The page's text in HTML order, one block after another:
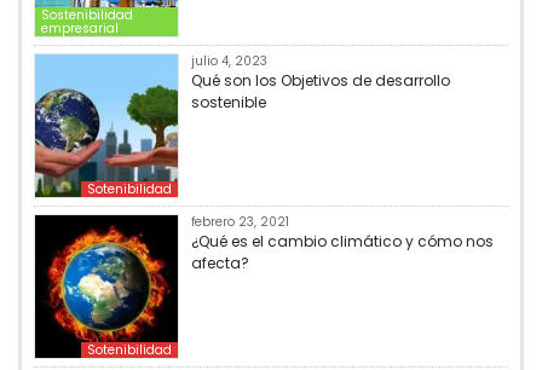
Sostenibilidad
empresarial
Sotenibilidad
julio 4, 2023
Qué son los Objetivos de desarrollo
sostenible
Sotenibilidad
febrero 23, 2021
¿Qué es el cambio climático y cómo nos
afecta?